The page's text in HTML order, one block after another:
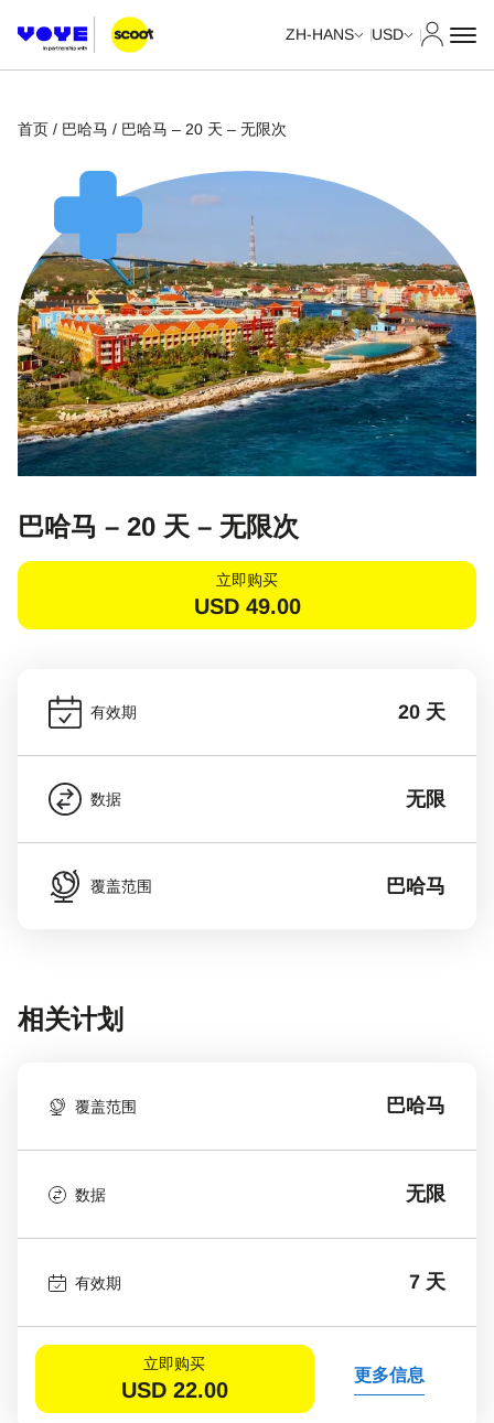
ZH-HANS USD
首页 / 巴哈马 / 巴哈马 – 20 天 – 无限次
巴哈马 – 20 天 – 无限次
立即购买
USD 49.00
有效期 20 天
数据 无限
覆盖范围 巴哈马
相关计划
覆盖范围 巴哈马
数据 无限
有效期 7 天
立即购买
USD 22.00
更多信息